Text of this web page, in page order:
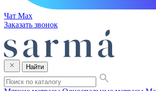
Чат Max
Заказать звонок
Найти